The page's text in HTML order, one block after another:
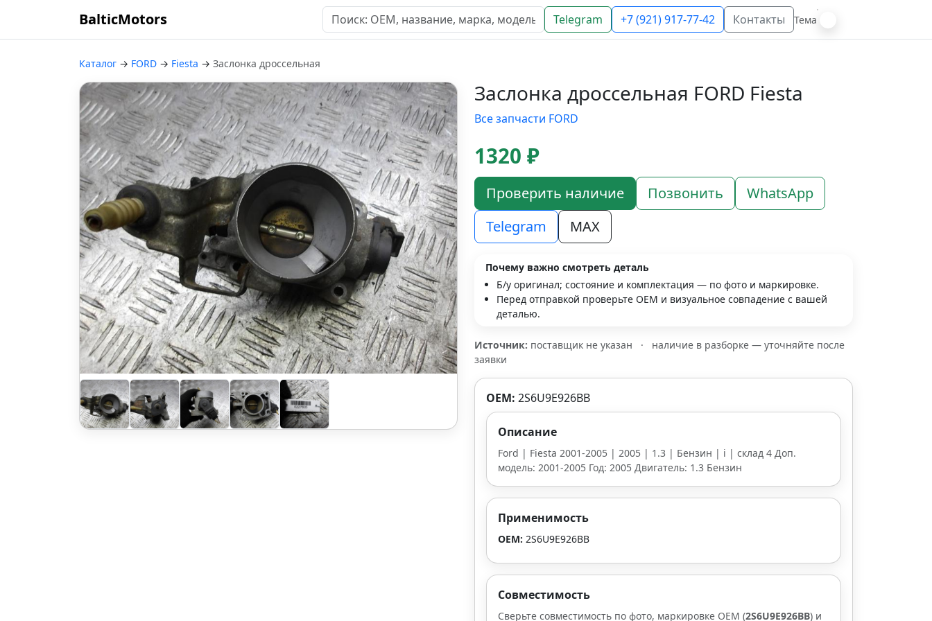
BalticMotors Telegram +7 (921) 917-77-42 Контакты Тема
Каталог → FORD → Fiesta → Заслонка дроссельная
Заслонка дроссельная FORD Fiesta
Все запчасти FORD
1320 ₽
Проверить наличие Позвонить
WhatsApp
Telegram
MAX
Почему важно смотреть деталь
Б/у оригинал; состояние и комплектация — по фото и маркировке.
Перед отправкой проверьте OEM и визуальное совпадение с вашей
деталью.
Источник: поставщик не указан ·
наличие в разборке — уточняйте после
заявки
OEM: 2S6U9E926BB
Описание
Ford | Fiesta 2001-2005 | 2005 | 1.3 | Бензин | i | склад 4 Доп.
модель: 2001-2005 Год: 2005 Двигатель: 1.3 Бензин
Применимость
OEM: 2S6U9E926BB
Совместимость
Сверьте совместимость по фото, маркировке OEM (2S6U9E926BB) и